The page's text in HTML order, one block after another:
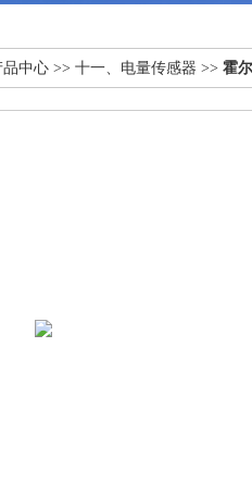
品中心 >> 十一、电量传感器 >> 霍